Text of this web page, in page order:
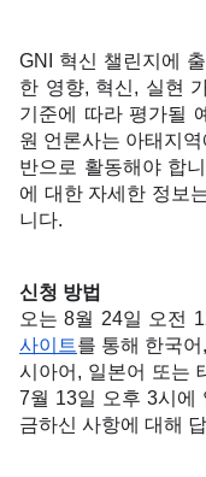
GNI 혁신 챌린지에
한 영향, 혁신, 실현
기준에 따라 평가될
원 언론사는 아태지
반으로 활동해야 합
에 대한 자세한 정보
니다.
신청 방법
오는 8월 24일 오전
사이트를 통해 한국
시아어, 일본어 또는
7월 13일 오후 3시에
금하신 사항에 대해